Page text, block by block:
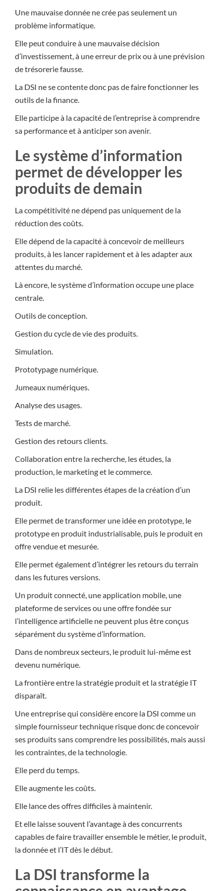
Une mauvaise donnée ne crée pas seulement un
problème informatique.
Elle peut conduire à une mauvaise décision
d’investissement, à une erreur de prix ou à une prévision
de trésorerie fausse.
La DSI ne se contente donc pas de faire fonctionner les
outils de la finance.
Elle participe à la capacité de l’entreprise à comprendre
sa performance et à anticiper son avenir.
Le système d’information
permet de développer les
produits de demain
La compétitivité ne dépend pas uniquement de la
réduction des coûts.
Elle dépend de la capacité à concevoir de meilleurs
produits, à les lancer rapidement et à les adapter aux
attentes du marché.
Là encore, le système d’information occupe une place
centrale.
Outils de conception.
Gestion du cycle de vie des produits.
Simulation.
Prototypage numérique.
Jumeaux numériques.
Analyse des usages.
Tests de marché.
Gestion des retours clients.
Collaboration entre la recherche, les études, la
production, le marketing et le commerce.
La DSI relie les différentes étapes de la création d’un
produit.
Elle permet de transformer une idée en prototype, le
prototype en produit industrialisable, puis le produit en
offre vendue et mesurée.
Elle permet également d’intégrer les retours du terrain
dans les futures versions.
Un produit connecté, une application mobile, une
plateforme de services ou une offre fondée sur
l’intelligence artificielle ne peuvent plus être conçus
séparément du système d’information.
Dans de nombreux secteurs, le produit lui-même est
devenu numérique.
La frontière entre la stratégie produit et la stratégie IT
disparaît.
Une entreprise qui considère encore la DSI comme un
simple fournisseur technique risque donc de concevoir
ses produits sans comprendre les possibilités, mais aussi
les contraintes, de la technologie.
Elle perd du temps.
Elle augmente les coûts.
Elle lance des offres difficiles à maintenir.
Et elle laisse souvent l’avantage à des concurrents
capables de faire travailler ensemble le métier, le produit,
la donnée et l’IT dès le début.
La DSI transforme la